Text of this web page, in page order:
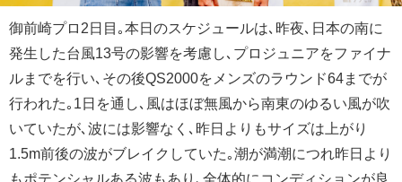
御前崎プロ2日目｡本日のスケジュールは､昨夜､日本の南に
発生した台風13号の影響を考慮し､プロジュニアをファイナ
ルまでを行い､その後QS2000をメンズのラウンド64までが
行われた｡1日を通し､風はほぼ無風から南東のゆるい風が吹
いていたが､波には影響なく､昨日よりもサイズは上がり
1.5m前後の波がブレイクしていた｡潮が満潮につれ昨日より
もポテンシャルある波もあり､全体的にコンディションが良